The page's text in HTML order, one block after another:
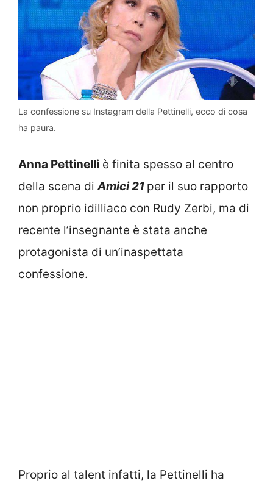
La confessione su Instagram della Pettinelli, ecco di cosa
ha paura.
Anna Pettinelli è finita spesso al centro
della scena diAmici 21 per il suo rapporto
non proprio idilliaco con Rudy Zerbi, ma di
recente l’insegnante è stata anche
protagonista di un’inaspettata
confessione.
Proprio al talent infatti, la Pettinelli ha